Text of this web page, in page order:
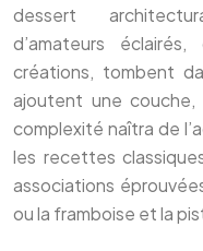
dessert
d’amateurs
créations, tombent
ajoutent une
complexité naîtra de
les recettes
associations
ou la framboise et la